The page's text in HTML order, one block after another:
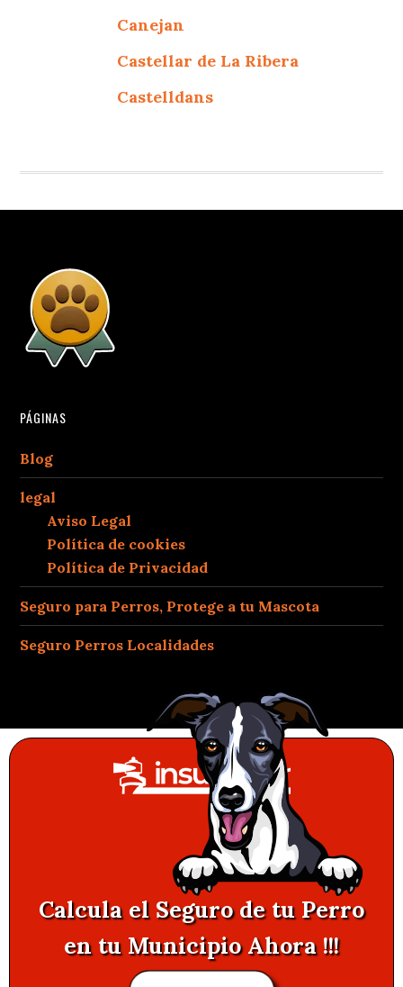
Canejan
Castellar de La Ribera
Castelldans
PÁGINAS
Blog
legal
Aviso Legal
Política de cookies
Política de Privacidad
Seguro para Perros, Protege a tu Mascota
Seguro Perros Localidades
Calcula el Seguro de tu Perro
en tu Municipio Ahora !!!